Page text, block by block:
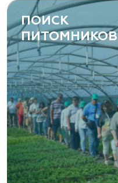
ПОИСК
ПИТОМНИКОВ